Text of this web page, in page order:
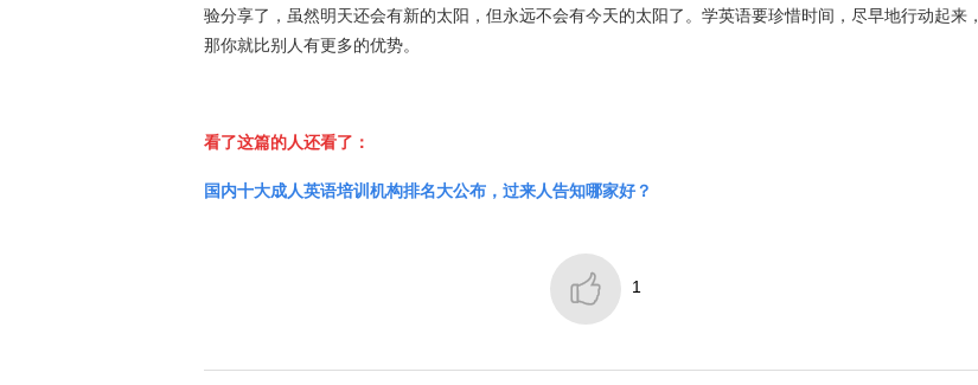
验分享了，虽然明天还会有新的太阳，但永远不会有今天的太阳了。学英语要珍惜时间，尽早地行动起来，
那你就比别人有更多的优势。
看了这篇的人还看了：
国内十大成人英语培训机构排名大公布，过来人告知哪家好？
 1